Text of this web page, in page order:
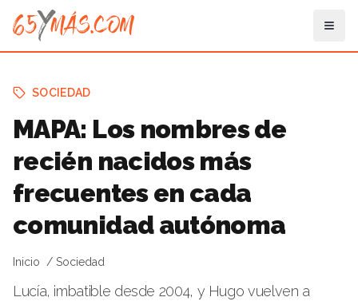
SOCIEDAD
MAPA: Los nombres de
recién nacidos más
frecuentes en cada
comunidad autónoma
Inicio Sociedad
Lucía, imbatible desde 2004, y Hugo vuelven a